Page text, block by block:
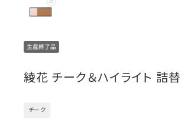
綾花 チーク＆ハイライト 詰
チーク